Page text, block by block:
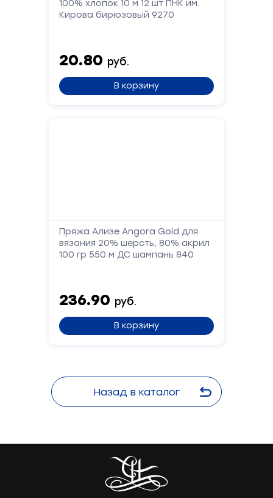
100% хлопок 10 м 12 шт ПНК им.
Кирова бирюзовый 9270
20.80 руб.
В корзину
Пряжа Ализе Angora Gold для
вязания 20% шерсть, 80% акрил
100 гр 550 м ДС шампань 840
236.90 руб.
В корзину
Назад в каталог